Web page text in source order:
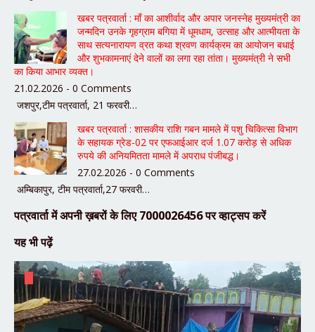
खबर पत्रवार्ता : माँ का आशीर्वाद और अपार जनस्नेह मुख्यमंत्री का
जन्मदिन उनके गृहग्राम बगिया में धूमधाम, उत्साह और आत्मीयता के
साथ सत्यनारायण व्रत कथा श्रवण कार्यक्रम का आयोजन बधाई
और शुभकामनाएं देने वालों का लगा रहा तांता। मुख्यमंत्री ने सभी
का किया आभार व्यक्त।
21.02.2026 - 0 Comments
जशपुर,टीम पत्रवार्ता, 21 फरवरी…
खबर पत्रवार्ता : शासकीय राशि गबन मामले में पशु चिकित्सा विभाग
के सहायक ग्रेड-02 पर एफआईआर दर्ज 1.07 करोड़ से अधिक
रुपये की अनियमितता मामले में अपराध पंजीबद्ध।
27.02.2026 - 0 Comments
अम्बिकापुर, टीम पत्रवार्ता,27 फरवरी…
पत्रवार्ता में अपनी ख़बरों के लिए 7000026456 पर व्हाट्सप करें
यह भी पढ़ें